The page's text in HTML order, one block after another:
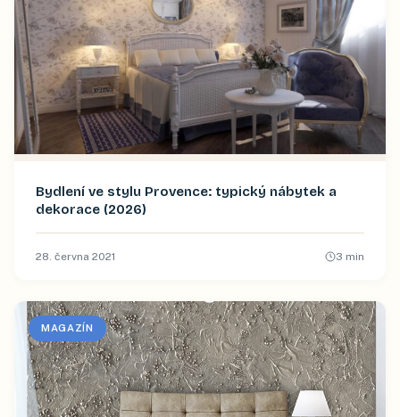
Bydlení ve stylu Provence: typický nábytek a
dekorace (2026)
28. června 2021 3 min
MAGAZÍN